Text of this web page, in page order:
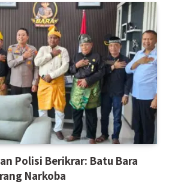
Polisi Berikrar: Batu Bara
Narkoba